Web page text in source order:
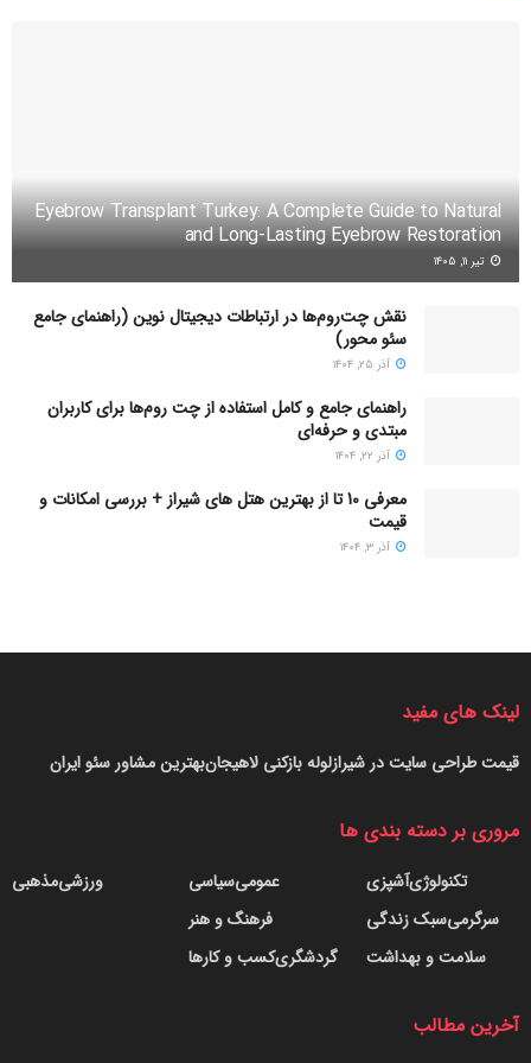
Eyebrow Transplant Turkey: A Complete Guide to Natural
and Long-Lasting Eyebrow Restoration
تیر ۱۱, ۱۴۰۵
نقش چت‌روم‌ها در ارتباطات دیجیتال نوین (راهنمای جامع
سئو محور)
آذر ۲۵, ۱۴۰۴
راهنمای جامع و کامل استفاده از چت روم‌ها برای کاربران
مبتدی و حرفه‌ای
آذر ۲۲, ۱۴۰۴
معرفی 10 تا از بهترین هتل های شیراز + بررسی امکانات و
قیمت
آذر ۳, ۱۴۰۴
لینک های مفید
بهترین مشاور سئو ایرانلوله بازکنی لاهیجانقیمت طراحی سایت در شیراز
مروری بر دسته بندی ها
آشپزیتکنولوژی
سبک زندگیسرگرمی
سلامت و بهداشت
سیاسیعمومی
فرهنگ و هنر
کسب و کارهاگردشگری
مذهبیورزشی
آخرین مطالب